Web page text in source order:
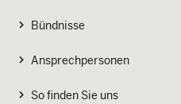
Bündnisse
Ansprechpersonen
So finden Sie uns